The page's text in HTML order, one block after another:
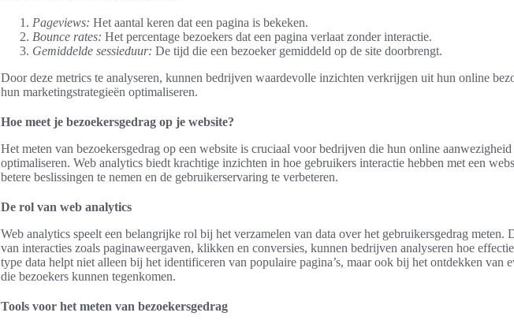
Pageviews: Het aantal keren dat een pagina is bekeken.
Bounce rates: Het percentage bezoekers dat een pagina verlaat zonder interactie.
Gemiddelde sessieduur: De tijd die een bezoeker gemiddeld op de site doorbrengt.
Door deze metrics te analyseren, kunnen bedrijven waardevolle inzichten verkrijgen uit hun online
hun marketingstrategieën optimaliseren.
Hoe meet je bezoekersgedrag op je website?
Het meten van bezoekersgedrag op een website is cruciaal voor bedrijven die hun online
optimaliseren. Web analytics biedt krachtige inzichten in hoe gebruikers interactie hebben met een
betere beslissingen te nemen en de gebruikerservaring te verbeteren.
De rol van web analytics
Web analytics speelt een belangrijke rol bij het verzamelen van data over het gebruikersgedrag meten.
van interacties zoals paginaweergaven, klikken en conversies, kunnen bedrijven analyseren hoe
type data helpt niet alleen bij het identificeren van populaire pagina’s, maar ook bij het ontdekken van
die bezoekers kunnen tegenkomen.
Tools voor het meten van bezoekersgedrag